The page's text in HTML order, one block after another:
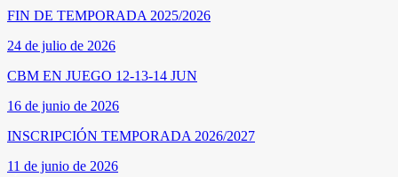
FIN DE TEMPORADA 2025/2026
24 de julio de 2026
CBM EN JUEGO 12-13-14 JUN
16 de junio de 2026
INSCRIPCIÓN TEMPORADA 2026/2027
11 de junio de 2026